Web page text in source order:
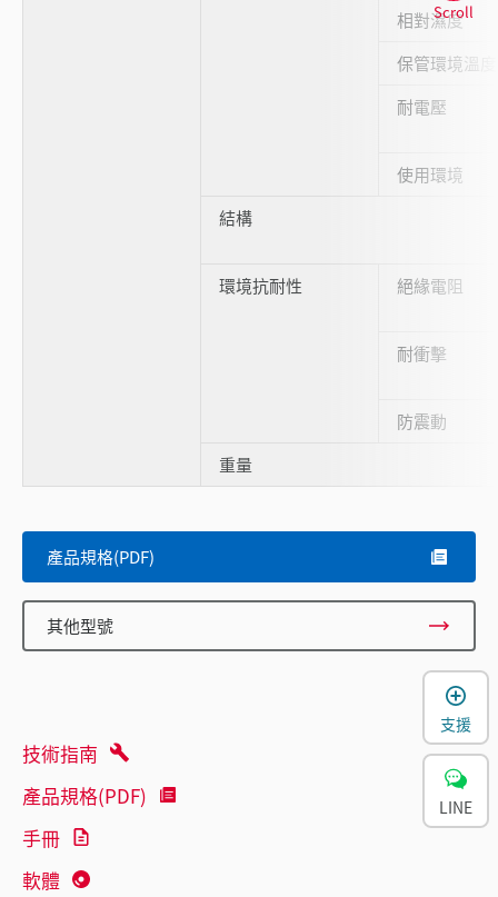
相對濕度
保管環境溫度
耐電壓
使用環境
結構
環境抗耐性 絕緣電阻
耐衝擊
防震動
重量
Scroll
產品規格(PDF)
其他型號
技術指南
產品規格(PDF)
手冊
軟體
支援
LINE